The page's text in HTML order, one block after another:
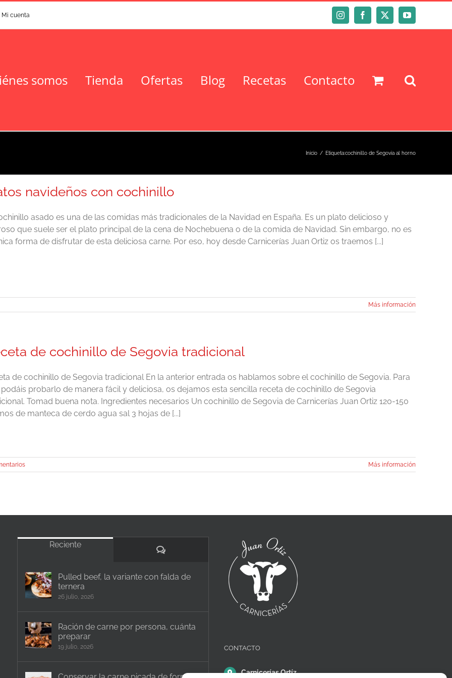
Mi cuenta InstagramFacebook
X YouTube
somos Tienda Ofertas Blog Recetas Contacto
Inicio Etiqueta:cochinillo de Segovia al horno
navideños con cochinillo
asado es una de las comidas más tradicionales de la Navidad en España. Es un plato delicioso y
que suele ser el plato principal de la cena de Nochebuena o de la comida de Navidad. Sin embargo, no es
forma de disfrutar de esta deliciosa carne. Por eso, hoy desde Carnicerías Juan Ortiz os traemos [...]
Más información
de cochinillo de Segovia tradicional
de cochinillo de Segovia tradicional En la anterior entrada os hablamos sobre el cochinillo de Segovia. Para
probarlo de manera fácil y deliciosa, os dejamos esta sencilla receta de cochinillo de Segovia
Tomad buena nota. Ingredientes necesarios Un cochinillo de Segovia de Carnicerías Juan Ortiz 120-150
de manteca de cerdo agua sal 3 hojas de [...]
Más información
Reciente
Comentarios
Pulled beef, la variante con falda de
ternera
26 julio, 2026
Ración de carne por persona, cuánta
preparar
19 julio, 2026 CONTACTO
Carnicerías Ortíz